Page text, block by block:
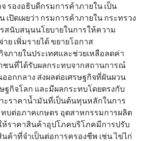
รองอธิบดีกรมการค้าภายใน เป็น
เปิดเผยว่า กรมการค้าภายใน กระทรวง
สนับสนุนนโยบายในการให้ความ
ย เพิ่มรายได้ ขยายโอกาส
จภายในประเทศและช่วยเหลือลดค่า
ชนที่ได้รับผลกระทบจากสถานการณ์
อกกลาง ส่งผลต่อเศรษฐกิจที่ผันผวน
ฐกิจโลก และมีผลกระทบโดยตรงกับ
าะราคาน้ำมันที่เป็นต้นทุนหลักในการ
ทบต่อภาคเกษตร อุตสาหกรรมการผลิต
ห้ราคาสินค้าอุปโภคบริโภคมีการปรับ
ค้าที่จำเป็นต่อการครองชีพ เช่น ไข่ไก่